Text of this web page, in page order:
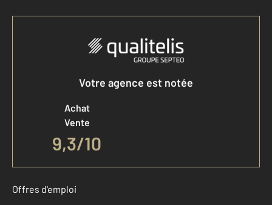
Votre agence est notée
Achat
Vente
9,3/10
Offres d'emploi